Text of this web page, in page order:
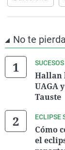
No te
SUCESOS
Hallan
UAGA
Tauste
ECLIPSE
Cómo
el